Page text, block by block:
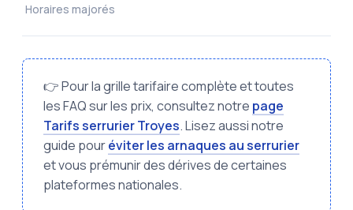
Horaires majorés
👉 Pour la grille tarifaire complète et toutes
les FAQ sur les prix, consultez notre page
Tarifs serrurier Troyes. Lisez aussi notre
guide pouréviter les arnaques au serrurier
et vous prémunir des dérives de certaines
plateformes nationales.